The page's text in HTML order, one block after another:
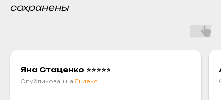
сохранены
Яна Стаценко ⭐⭐⭐⭐⭐
Опубликован на Яндекс